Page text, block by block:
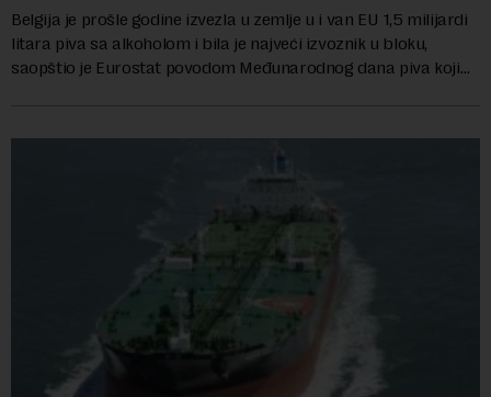
Belgija je prošle godine izvezla u zemlje u i van EU 1,5 milijardi
litara piva sa alkoholom i bila je najveći izvoznik u bloku,
saopštio je Eurostat povodom Međunarodnog dana piva koji